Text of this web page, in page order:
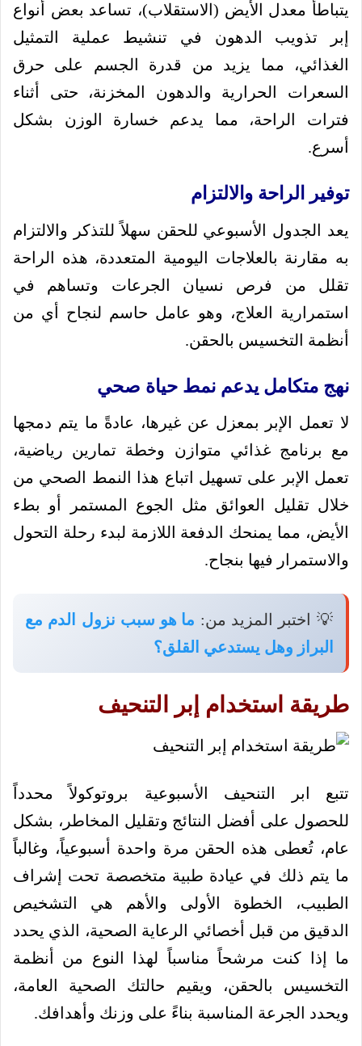
يتباطأ معدل الأيض (الاستقلاب)، تساعد بعض أنواع
إبر تذويب الدهون في تنشيط عملية التمثيل
الغذائي، مما يزيد من قدرة الجسم على حرق
السعرات الحرارية والدهون المخزنة، حتى أثناء
فترات الراحة، مما يدعم خسارة الوزن بشكل
أسرع.
توفير الراحة والالتزام
يعد الجدول الأسبوعي للحقن سهلاً للتذكر والالتزام
به مقارنة بالعلاجات اليومية المتعددة، هذه الراحة
تقلل من فرص نسيان الجرعات وتساهم في
استمرارية العلاج، وهو عامل حاسم لنجاح أي من
أنظمة التخسيس بالحقن.
نهج متكامل يدعم نمط حياة صحي
لا تعمل الإبر بمعزل عن غيرها، عادةً ما يتم دمجها
مع برنامج غذائي متوازن وخطة تمارين رياضية،
تعمل الإبر على تسهيل اتباع هذا النمط الصحي من
خلال تقليل العوائق مثل الجوع المستمر أو بطء
الأيض، مما يمنحك الدفعة اللازمة لبدء رحلة التحول
والاستمرار فيها بنجاح.
💡 اختبر المزيد من: ما هو سبب نزول الدم مع
البراز وهل يستدعي القلق؟
طريقة استخدام إبر التنحيف
تتبع ابر التنحيف الأسبوعية بروتوكولاً محدداً
للحصول على أفضل النتائج وتقليل المخاطر، بشكل
عام، تُعطى هذه الحقن مرة واحدة أسبوعياً، وغالباً
ما يتم ذلك في عيادة طبية متخصصة تحت إشراف
الطبيب، الخطوة الأولى والأهم هي التشخيص
الدقيق من قبل أخصائي الرعاية الصحية، الذي يحدد
ما إذا كنت مرشحاً مناسباً لهذا النوع من أنظمة
التخسيس بالحقن، ويقيم حالتك الصحية العامة،
ويحدد الجرعة المناسبة بناءً على وزنك وأهدافك.